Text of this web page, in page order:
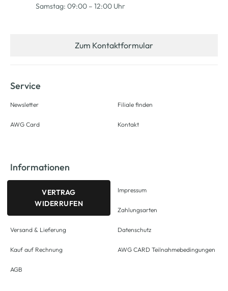
Samstag: 09:00 – 12:00 Uhr
Zum Kontaktformular
Service
Newsletter
AWG Card
Filiale finden
Kontakt
Informationen
VERTRAG
WIDERRUFEN
Versand & Lieferung
Kauf auf Rechnung
AGB
Impressum
Zahlungsarten
Datenschutz
AWG CARD Teilnahmebedingungen